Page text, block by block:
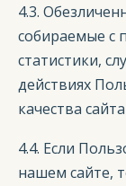
4.3.
собираемые с
статистики,
действиях
качества
4.4. Если
нашем сайте,